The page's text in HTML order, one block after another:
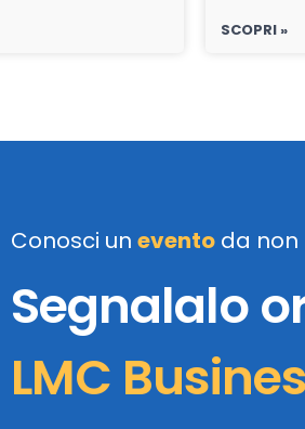
SCOPRI »
Conosci un evento da
Segnalalo
LMC